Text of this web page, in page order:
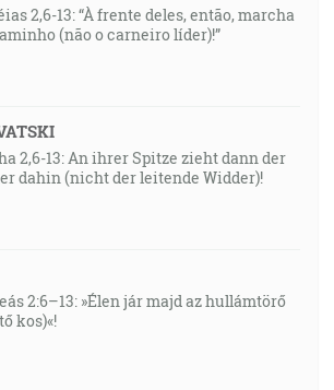
2,6-13: “À frente deles, então, marcha
(não o carneiro líder)!”
2,6-13: An ihrer Spitze zieht dann der
dahin (nicht der leitende Widder)!
2:6–13: »Élen jár majd az hullámtörő
kos)«!